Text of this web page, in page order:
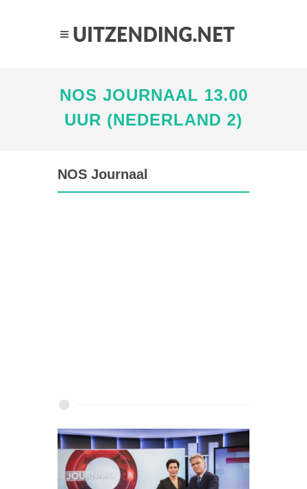
NOS JOURNAAL 13.00
UUR (NEDERLAND 2)
NOS Journaal